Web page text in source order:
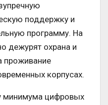
поддержку и
программу. На
дежурят охрана и
проживание
корпусах.
минимума цифровых